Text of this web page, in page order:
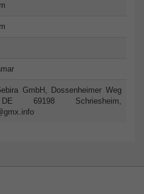
GmbH, Dossenheimer Weg
69198 Schriesheim,